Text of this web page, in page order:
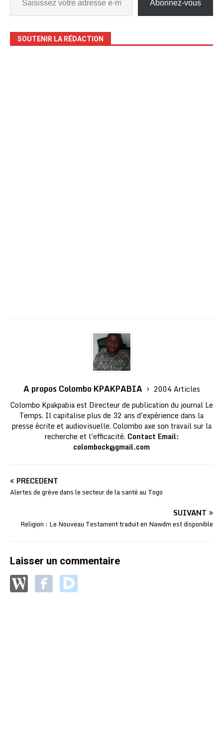
Abonnez-vous
SOUTENIR LA RÉDACTION
A propos Colombo KPAKPABIA
2004 Articles
Colombo Kpakpabia est Directeur de publication du journal Le
Temps. Il capitalise plus de 32 ans d'expérience dans la
presse écrite et audiovisuelle. Colombo axe son travail sur la
recherche et l'efficacité. Contact Email:
colombock@gmail.com
PRÉCÉDENT
Alertes de grève dans le secteur de la santé au Togo
SUIVANT
Religion : Le Nouveau Testament traduit en Nawdm est disponible
Laisser un commentaire